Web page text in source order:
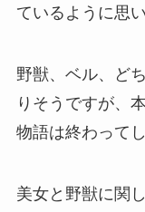
ているように思い
野獣、ベル、ど
りそうですが、
物語は終わって
美女と野獣に関